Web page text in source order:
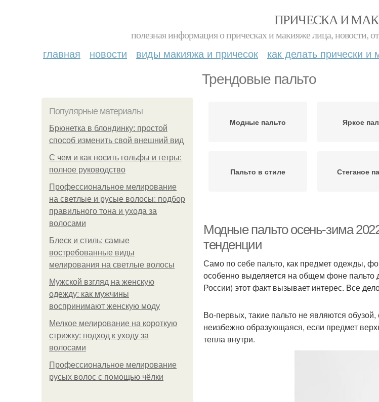
ПРИЧЕСКА И
полезная информация о прическах и макияже лица, новости,
главная новости виды макияжа и причесок как делать прически и
Трендовые пальто
Популярные материалы
Брюнетка в блондинку: простой
способ изменить свой внешний вид
С чем и как носить гольфы и гетры:
полное руководство
Профессиональное мелирование
на светлые и русые волосы: подбор
правильного тона и ухода за
волосами
Блеск и стиль: самые
востребованные виды
мелирования на светлые волосы
Мужской взгляд на женскую
одежду: как мужчины
воспринимают женскую моду
Мелкое мелирование на короткую
стрижку: подход к уходу за
волосами
Профессиональное мелирование
русых волос с помощью чёлки
Модные пальто Яркое
Пальто в стиле Стеганое
Модные пальто осень-зима
тенденции
Само по себе пальто, как предмет одежды,
особенно выделяется на общем фоне пальто
России) этот факт вызывает интерес. Все
Во-первых, такие пальто не являются
неизбежно образующаяся, если предмет
тепла внутри.